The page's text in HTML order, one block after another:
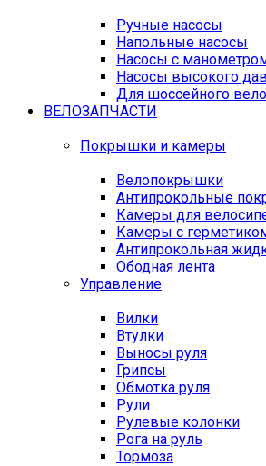
Ручные насосы
Напольные насосы
Насосы с
Насосы высокого
Для шоссейного
ВЕЛОЗАПЧАСТИ
Покрышки и камеры
Велопокрышки
Антипрокольные
Камеры для
Камеры с
Антипрокольная
Ободная лента
Управление
Вилки
Втулки
Выносы руля
Грипсы
Обмотка руля
Рули
Рулевые колонки
Рога на руль
Тормоза